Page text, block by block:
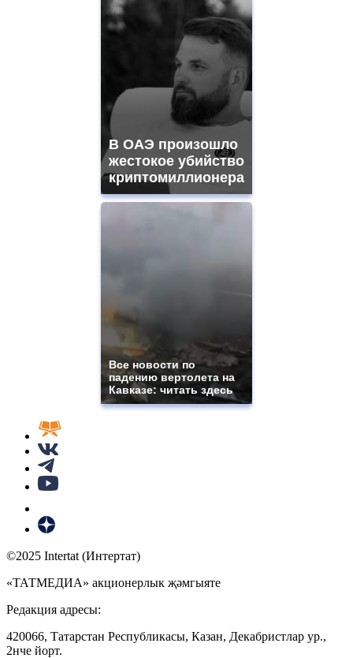
В ОАЭ произошло
жестокое убийство
криптомиллионера
Все новости по
падению вертолета на
Кавказе: читать здесь
©2025 Intertat (Интертат)
«ТАТМЕДИА» акционерлык җәмгыяте
Редакция адресы:
420066, Татарстан Республикасы, Казан, Декабристлар ур.,
2нче йорт.